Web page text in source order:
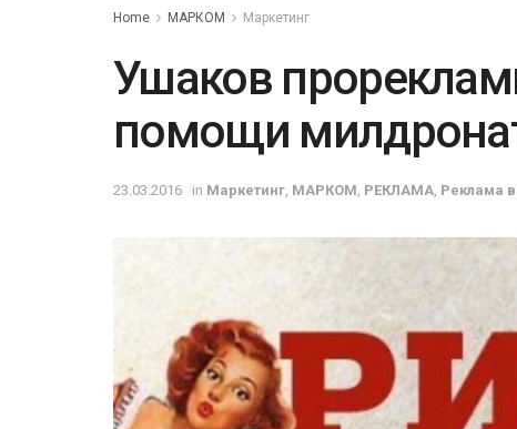
Home МАРКОМ Маркетинг
Ушаков
помощи
23.03.2016 in Маркетинг МАРКОМ РЕКЛАМА Реклама